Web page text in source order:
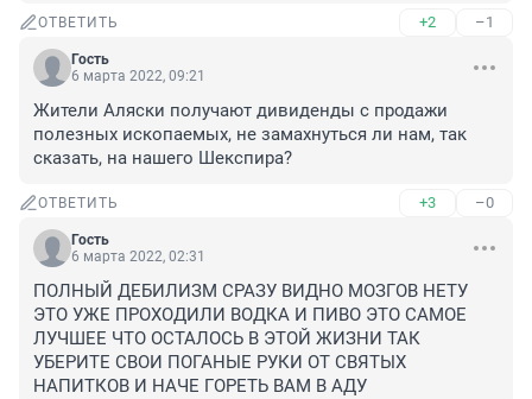
ОТВЕТИТЬ +2 –1
Гость
6 марта 2022, 09:21
Жители Аляски получают дивиденды с продажи
полезных ископаемых, не замахнуться ли нам, так
сказать, на нашего Шекспира?
ОТВЕТИТЬ +3 –0
Гость
6 марта 2022, 02:31
ПОЛНЫЙ ДЕБИЛИЗМ СРАЗУ ВИДНО МОЗГОВ НЕТУ
ЭТО УЖЕ ПРОХОДИЛИ ВОДКА И ПИВО ЭТО САМОЕ
ЛУЧШЕЕ ЧТО ОСТАЛОСЬ В ЭТОЙ ЖИЗНИ ТАК
УБЕРИТЕ СВОИ ПОГАНЫЕ РУКИ ОТ СВЯТЫХ
НАПИТКОВ И НАЧЕ ГОРЕТЬ ВАМ В АДУ